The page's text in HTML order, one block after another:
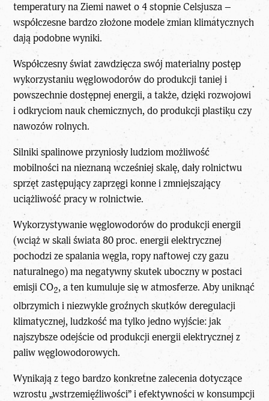
temperatury na Ziemi nawet o 4 stopnie Celsjusza –
współczesne bardzo złożone modele zmian klimatycznych
dają podobne wyniki.
Współczesny świat zawdzięcza swój materialny postęp
wykorzystaniu węglowodorów do produkcji taniej i
powszechnie dostępnej energii, a także, dzięki rozwojowi
i odkryciom nauk chemicznych, do produkcji plastiku czy
nawozów rolnych.
Silniki spalinowe przyniosły ludziom możliwość
mobilności na nieznaną wcześniej skalę, dały rolnictwu
sprzęt zastępujący zaprzęgi konne i zmniejszający
uciążliwość pracy w rolnictwie.
Wykorzystywanie węglowodorów do produkcji energii
(wciąż w skali świata 80 proc. energii elektrycznej
pochodzi ze spalania węgla, ropy naftowej czy gazu
naturalnego) ma negatywny skutek uboczny w postaci
emisji CO2, a ten kumuluje się w atmosferze. Aby uniknąć
olbrzymich i niezwykle groźnych skutków deregulacji
klimatycznej, ludzkość ma tylko jedno wyjście: jak
najszybsze odejście od produkcji energii elektrycznej z
paliw węglowodorowych.
Wynikają z tego bardzo konkretne zalecenia dotyczące
wzrostu „wstrzemięźliwości” i efektywności w konsumpcji